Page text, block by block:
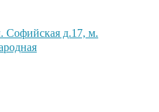
Софийская д.17, м.